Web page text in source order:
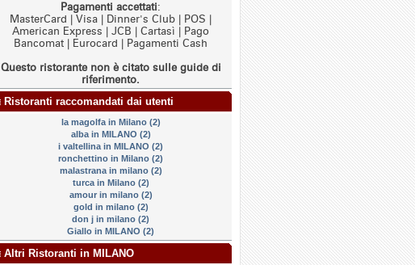
Pagamenti accettati:
MasterCard | Visa | Dinner's Club | POS |
American Express | JCB | Cartasì | Pago
Bancomat | Eurocard | Pagamenti Cash
Questo ristorante non è citato sulle guide di
riferimento.
Ristoranti raccomandati dai utenti
la magolfa in Milano (2)
alba in MILANO (2)
i valtellina in MILANO (2)
ronchettino in Milano (2)
malastrana in milano (2)
turca in Milano (2)
amour in milano (2)
gold in milano (2)
don j in milano (2)
Giallo in MILANO (2)
Altri Ristoranti in MILANO